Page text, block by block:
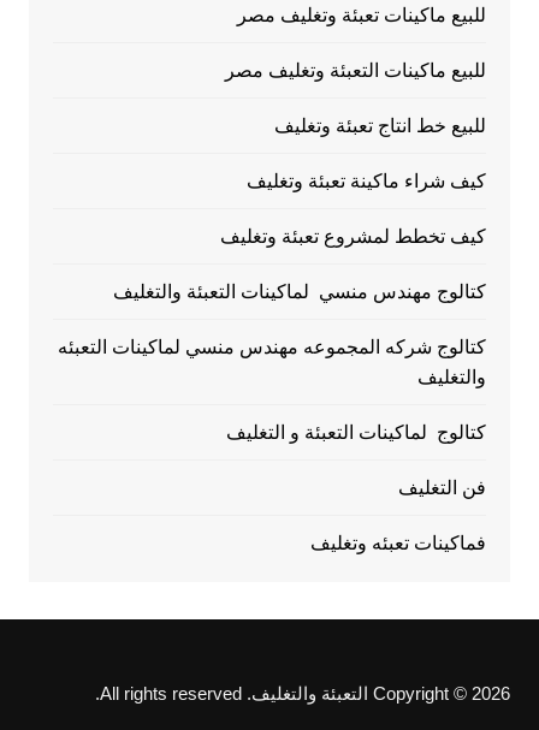
للبيع ماكينات تعبئة وتغليف مصر
للبيع ماكينات التعبئة وتغليف مصر
للبيع خط انتاج تعبئة وتغليف
كيف شراء ماكينة تعبئة وتغليف
كيف تخطط لمشروع تعبئة وتغليف
كتالوج مهندس منسي لماكينات التعبئة والتغليف
كتالوج شركه المجموعه مهندس منسي لماكينات التعبئه
والتغليف
كتالوج لماكينات التعبئة و التغليف
فن التغليف
فماكينات تعبئه وتغليف
Copyright © 2026 التعبئة والتغليف. All rights reserved.